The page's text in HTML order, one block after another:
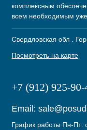
комплексным
всем необходимым
Свердловская обл .
Посмотреть на карте
+7 (912) 925-90-
Email:
График работы Пн-Пт: